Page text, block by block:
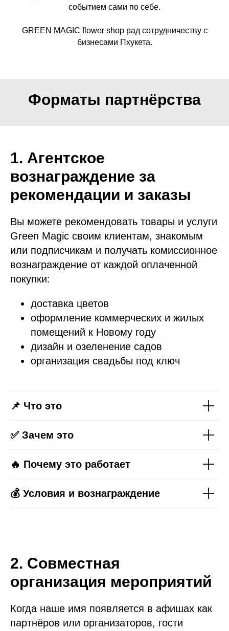
событием сами по себе.
GREEN MAGIC flower shop рад сотрудничеству с
бизнесами Пхукета.
Форматы партнёрства
1. Агентское
вознаграждение за
рекомендации и заказы
Вы можете рекомендовать товары и услуги
Green Magic своим клиентам, знакомым
или подписчикам и получать комиссионное
вознаграждение от каждой оплаченной
покупки:
доставка цветов
оформление коммерческих и жилых
помещений к Новому году
дизайн и озеленение садов
организация свадьбы под ключ
📌 Что это
✅ Зачем это
🔥 Почему это работает
💰 Условия и вознаграждение
2. Совместная
организация мероприятий
Когда наше имя появляется в афишах как
партнёров или организаторов, гости